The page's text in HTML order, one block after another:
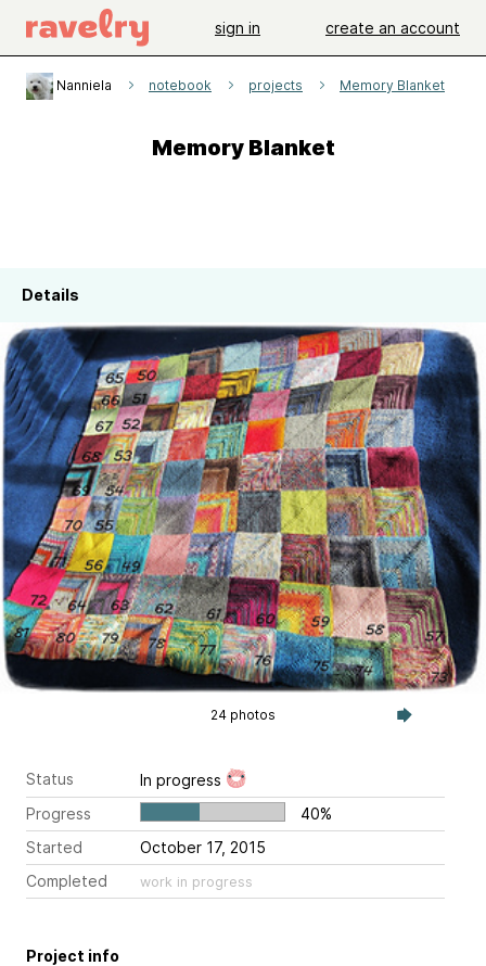
sign in create an account
Nanniela notebook projects Memory Blanket
Memory Blanket
Details
24 photos
Status
In progress
Progress
40%
Started
October 17, 2015
Completed
work in progress
Project info